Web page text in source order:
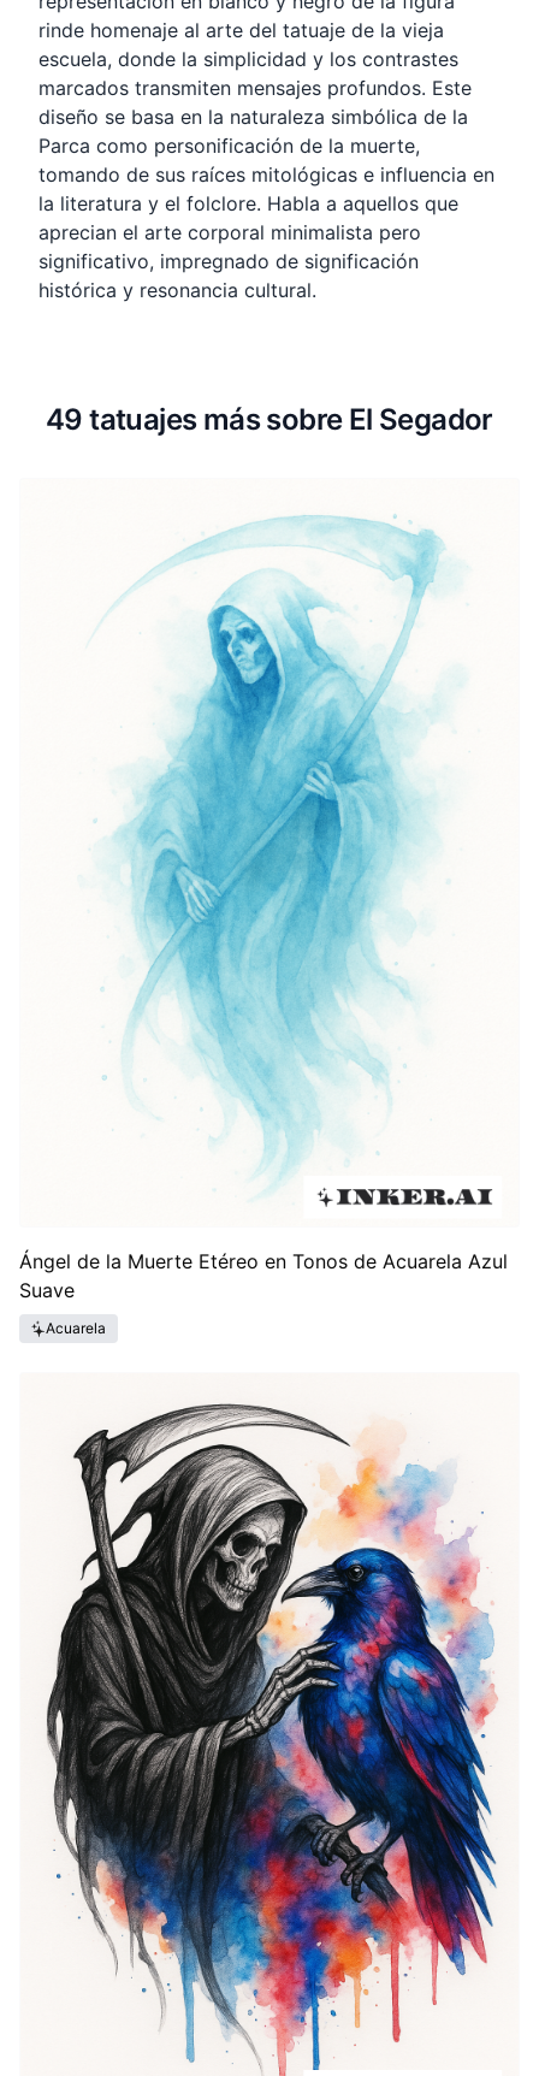
rinde homenaje al arte del tatuaje de la vieja
escuela, donde la simplicidad y los contrastes
marcados transmiten mensajes profundos. Este
diseño se basa en la naturaleza simbólica de la
Parca como personificación de la muerte,
tomando de sus raíces mitológicas e influencia en
la literatura y el folclore. Habla a aquellos que
aprecian el arte corporal minimalista pero
significativo, impregnado de significación
histórica y resonancia cultural.
49 tatuajes más sobre El Segador
Ángel de la Muerte Etéreo en Tonos de Acuarela Azul
Suave
Acuarela